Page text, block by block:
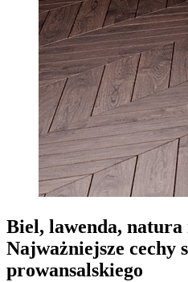
Biel, lawenda,
Najważniejsze cechy
prowansalskiego